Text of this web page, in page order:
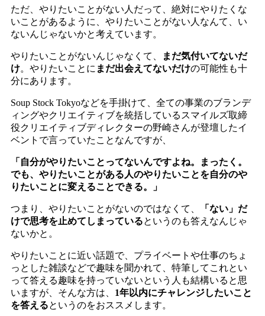
ただ、やりたいことがない人だって、絶対にやりたくな
いことがあるように、やりたいことがない人なんて、い
ないんじゃないかと考えています。
やりたいことがないんじゃなくて、
まだ気付いてないだ
け。やりたいことに まだ出会えてないだけの可能性も十
分にあります。
Soup Stock Tokyoなどを手掛けて、全ての事業のブランデ
ィングやクリエイティブを統括しているスマイルズ取締
役クリエイティブディレクターの野崎さんが登壇したイ
ベントで言っていたことなんですが、
「自分がやりたいことってないんですよね。まったく。
でも、やりたいことがある人のやりたいことを自分のや
りたいことに変えることできる。」
つまり、やりたいことがないのではなくて、
「ない」だ
けで思考を止めてしまっているというのも答えなんじゃ
ないかと。
やりたいことに近い話題で、プライベートや仕事のちょ
っとした雑談などで趣味を聞かれて、特筆してこれとい
って答える趣味を持っていないという人も結構いると思
いますが、そんな方は、 1年以内にチャレンジしたいこと
を答えるというのをおススメします。